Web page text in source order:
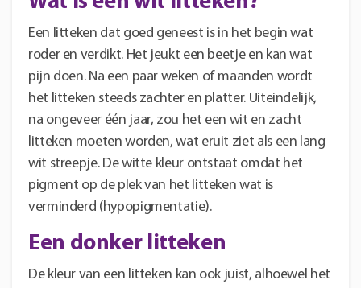
Een litteken dat goed geneest is in het begin wat
roder en verdikt. Het jeukt een beetje en kan wat
pijn doen. Na een paar weken of maanden wordt
het litteken steeds zachter en platter. Uiteindelijk,
na ongeveer één jaar, zou het een wit en zacht
litteken moeten worden, wat eruit ziet als een lang
wit streepje. De witte kleur ontstaat omdat het
pigment op de plek van het litteken wat is
verminderd (hypopigmentatie).
Een donker litteken
De kleur van een litteken kan ook juist, alhoewel het